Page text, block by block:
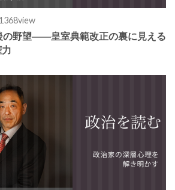
1368view
の野望――皇室典範改正の裏に見える
力